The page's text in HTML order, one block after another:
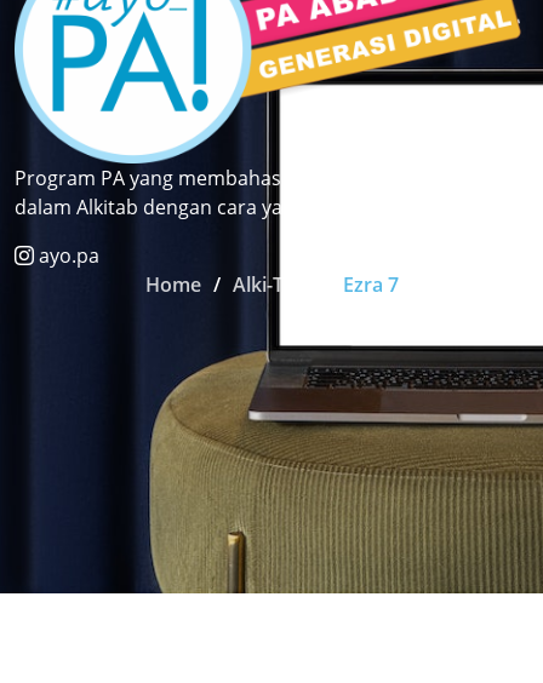
Program PA yang membahas pasal dan ayat terkenal
dalam Alkitab dengan cara yang fun dan kekinian.
ayo.pa
Home
Alki-TOP Ezra 7